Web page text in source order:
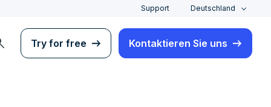
Support Deutschland
Try for free Kontaktieren Sie uns